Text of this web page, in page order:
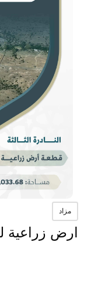
مزاد
ارض زراعية